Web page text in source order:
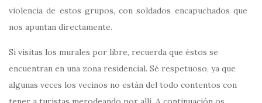
violencia de estos grupos, con soldados encapuchados que
nos apuntan directamente.
Si visitas los murales por libre, recuerda que éstos se
encuentran en una zona residencial. Sé respetuoso, ya que
algunas veces los vecinos no están del todo contentos con